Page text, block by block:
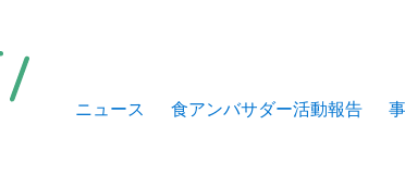
ニュース 食アンバサダー活動報告